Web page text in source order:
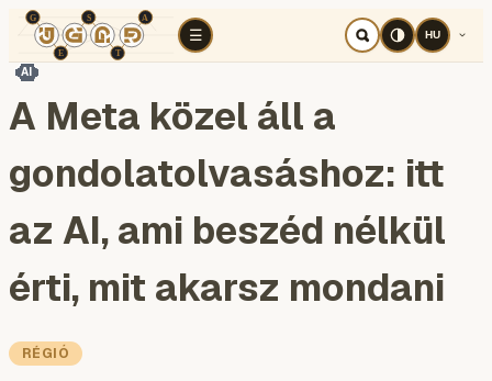
☰
TÉR KOGNITÍV HÁBORÚ
HU
AI
A Meta közel áll a
gondolatolvasáshoz: itt
az AI, ami beszéd nélkül
érti, mit akarsz mondani
RÉGIÓ